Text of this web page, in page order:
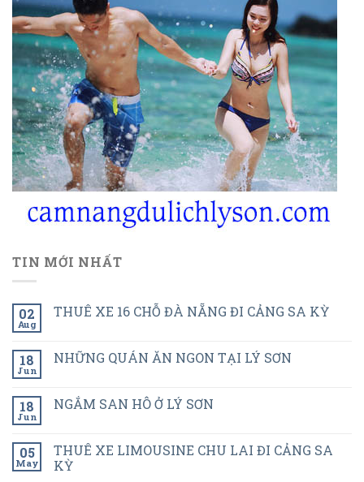
TIN MỚI NHẤT
02
Aug
THUÊ XE 16 CHỖ ĐÀ NẴNG ĐI CẢNG SA KỲ
18
Jun
NHỮNG QUÁN ĂN NGON TẠI LÝ SƠN
18
Jun
NGẮM SAN HÔ Ở LÝ SƠN
05
May
THUÊ XE LIMOUSINE CHU LAI ĐI CẢNG SA
KỲ